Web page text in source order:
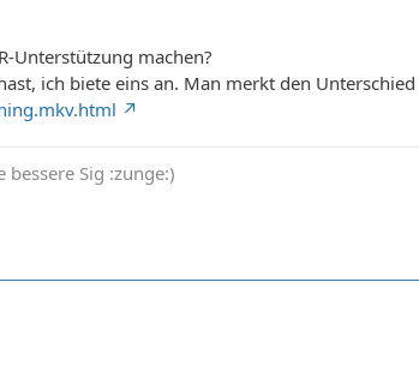
Unterstützung machen?
ich biete eins an. Man merkt den
Sig :zunge:)